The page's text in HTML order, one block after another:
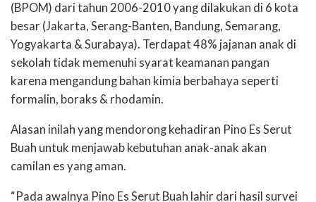
(BPOM) dari tahun 2006-2010 yang dilakukan di 6 kota
besar (Jakarta, Serang-Banten, Bandung, Semarang,
Yogyakarta & Surabaya). Terdapat 48% jajanan anak di
sekolah tidak memenuhi syarat keamanan pangan
karena mengandung bahan kimia berbahaya seperti
formalin, boraks & rhodamin.
Alasan inilah yang mendorong kehadiran Pino Es Serut
Buah untuk menjawab kebutuhan anak-anak akan
camilan es yang aman.
“Pada awalnya Pino Es Serut Buah lahir dari hasil survei